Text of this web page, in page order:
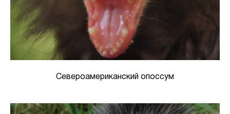
Североамериканский опоссум